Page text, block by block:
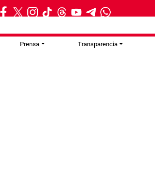
Prensa Transparencia